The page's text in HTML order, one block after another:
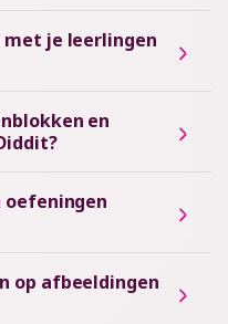
met je leerlingen
en
oefeningen
op afbeeldingen